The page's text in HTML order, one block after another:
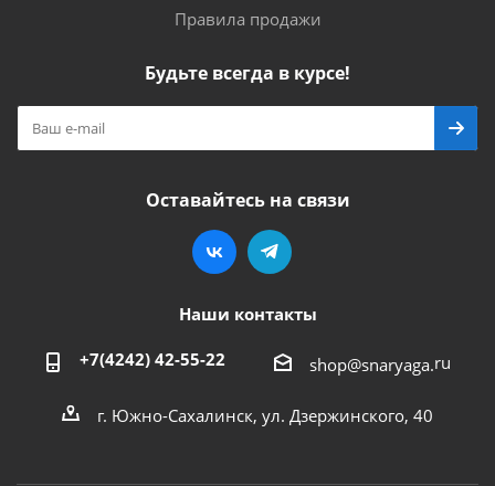
Правила продажи
Будьте всегда в курсе!
Оставайтесь на связи
Наши контакты
+7(4242) 42-55-22 shop@snaryaga.ru
г. Южно-Сахалинск, ул. Дзержинского, 40